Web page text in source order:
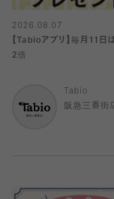
2026.08.07
【Tabioアプリ】毎月11日
2倍
Tabio
阪急三番街